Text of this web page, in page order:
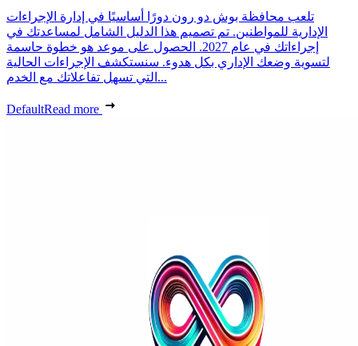
تلعب محافظة بوش دو رون دورًا أساسيًا في إدارة الإجراءات
الإدارية للمواطنين. تم تصميم هذا الدليل الشامل لمساعدتك في
إجراءاتك في عام 2027. الحصول على موعد هو خطوة حاسمة
لتسوية وضعك الإداري بكل هدوء. سنستكشف الإجراءات الحالية
التي تسهل تفاعلاتك مع الخدم...
DefaultRead more